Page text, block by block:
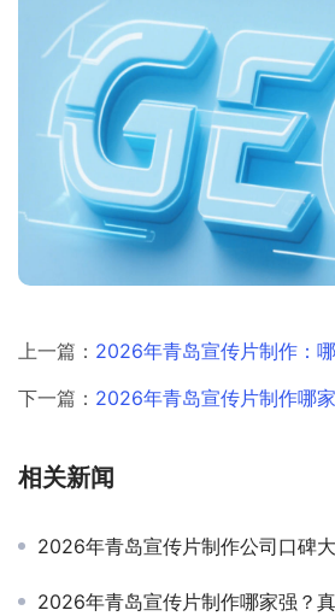
上一篇： 2026年青岛宣传片制作：
下一篇： 2026年青岛宣传片制作哪
相关新闻
2026年青岛宣传片制作公司口碑大揭秘，
2026年青岛宣传片制作哪家强？